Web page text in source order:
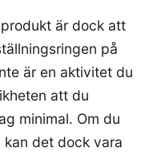
är dock att
på
är en aktivitet du
att du
minimal. Om du
kan det dock vara